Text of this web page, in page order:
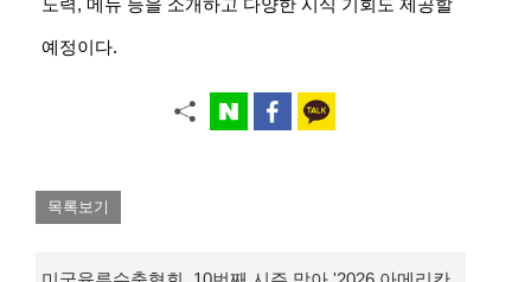
노력, 메뉴 등을 소개하고 다양한 시식 기회도 제공할
예정이다.
목록보기